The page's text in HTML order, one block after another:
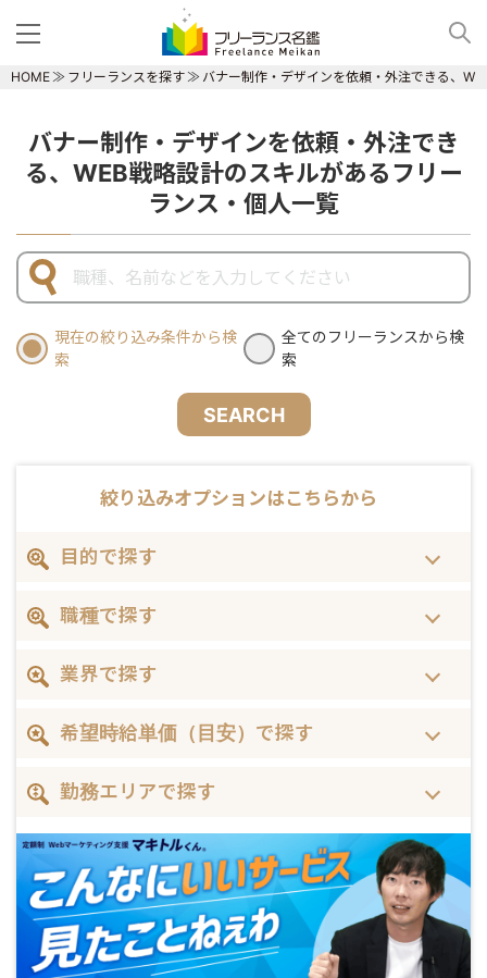
HOME フリーランスを探す バナー制作・デザインを依頼・外注できる、
バナー制作・デザインを依頼・外注でき
る、WEB戦略設計のスキルがあるフリー
ランス・個人一覧
現在の絞り込み条件から検
索
全てのフリーランスから検
索
SEARCH
絞り込みオプションはこちらから
目的で探す
職種で探す
業界で探す
希望時給単価（目安）で探す
勤務エリアで探す